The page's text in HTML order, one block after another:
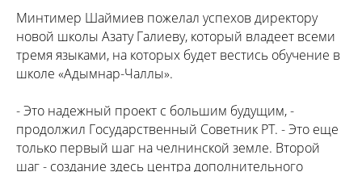
Минтимер Шаймиев пожелал успехов директору
новой школы Азату Галиеву, который владеет всеми
тремя языками, на которых будет вестись обучение в
школе «Адымнар-Чаллы».
- Это надежный проект с большим будущим, -
продолжил Государственный Советник РТ. - Это еще
только первый шаг на челнинской земле. Второй
шаг - создание здесь центра дополнительного